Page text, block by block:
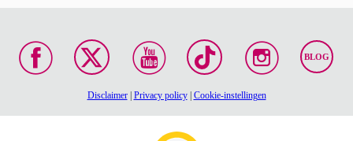
BLOG
Disclaimer| Privacy policy| Cookie-instellingen